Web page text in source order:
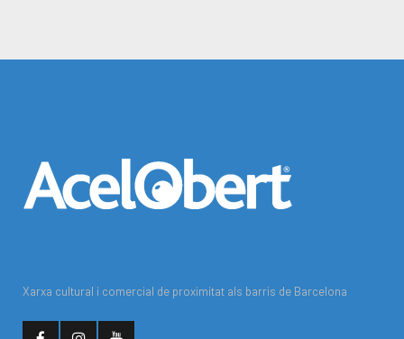
Xarxa cultural i comercial de proximitat als barris de Barcelona